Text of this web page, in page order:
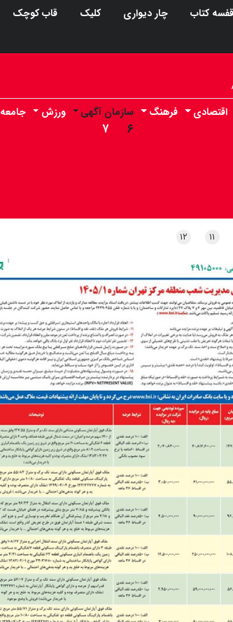
قفسه کتاب چار دیواری کلیک
قاب کوچک
اقتصادی فرهنگ سازمان آگهی
۶ ۷
ورزش جامعه
۱۱ ۱۲